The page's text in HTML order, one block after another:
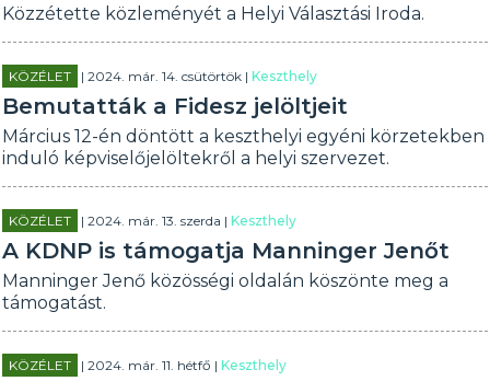
Közzétette közleményét a Helyi Választási Iroda.
KÖZÉLET | 2024. már. 14. csütörtök |Keszthely
Bemutatták a Fidesz jelöltjeit
Március 12-én döntött a keszthelyi egyéni körzetekben
induló képviselőjelöltekről a helyi szervezet.
KÖZÉLET | 2024. már. 13. szerda |Keszthely
A KDNP is támogatja Manninger Jenőt
Manninger Jenő közösségi oldalán köszönte meg a
támogatást.
KÖZÉLET | 2024. már. 11. hétfő |Keszthely